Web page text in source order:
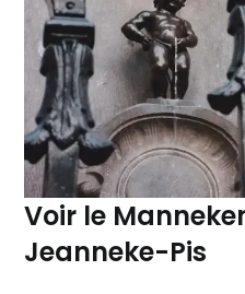
Voir le
Jeanneke-Pis